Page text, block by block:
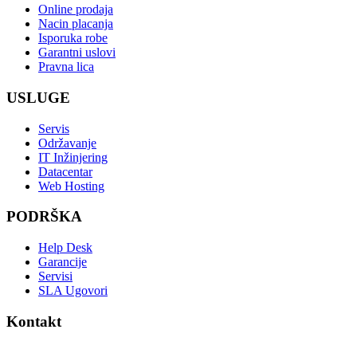
Online prodaja
Nacin placanja
Isporuka robe
Garantni uslovi
Pravna lica
USLUGE
Servis
Održavanje
IT Inžinjering
Datacentar
Web Hosting
PODRŠKA
Help Desk
Garancije
Servisi
SLA Ugovori
Kontakt